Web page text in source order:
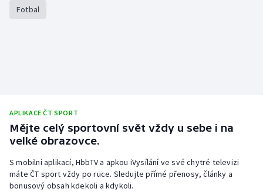
Parasport
Rychlobruslení
Rychlostní kanoistika
Short track
Fotbal
APLIKACE ČT SPORT
Mějte celý sportovní svět vždy u sebe i na
velké obrazovce.
S mobilní aplikací, HbbTV a apkou iVysílání ve své chytré televizi
máte ČT sport vždy po ruce. Sledujte přímé přenosy, články a
bonusový obsah kdekoli a kdykoli.